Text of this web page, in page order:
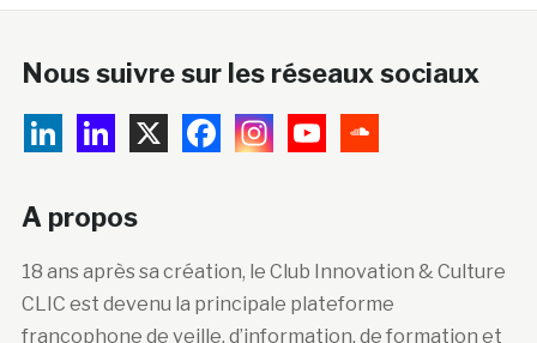
Nous suivre sur les réseaux sociaux
A propos
18 ans après sa création, le Club Innovation & Culture
CLIC est devenu la principale plateforme
francophone de veille, d’information, de formation et